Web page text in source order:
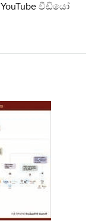
YouTube වීඩියෝ